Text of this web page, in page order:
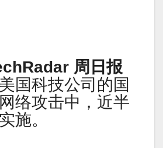
周日报
国科技公司的国
络攻击中，近半
施。